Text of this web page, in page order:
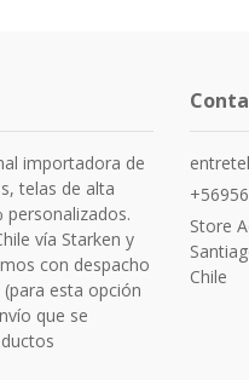
importadora de
telas de alta
personalizados.
vía Starken y
con despacho
esta opción
que se
Store
Chile